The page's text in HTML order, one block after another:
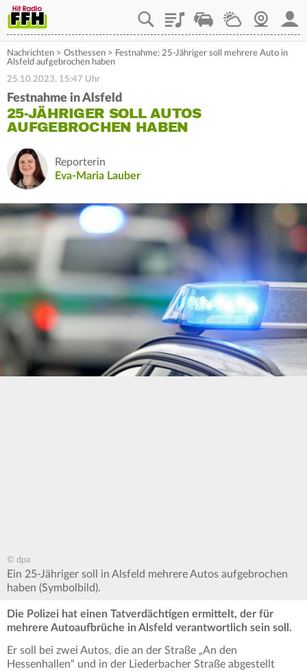
PlaylistStaupilotWetterWebcam
Nachrichten > Osthessen > Festnahme: 25-Jähriger soll mehrere Auto in
Alsfeld aufgebrochen haben
25.10.2023, 15:47 Uhr
Festnahme in Alsfeld
25-JÄHRIGER SOLL AUTOS
AUFGEBROCHEN HABEN
Reporterin
Eva-Maria Lauber
© dpa
Ein 25-Jähriger soll in Alsfeld mehrere Autos aufgebrochen
haben (Symbolbild).
Die Polizei hat einen Tatverdächtigen ermittelt, der für
mehrere Autoaufbrüche in Alsfeld verantwortlich sein soll.
Er soll bei zwei Autos, die an der Straße „An den
Hessenhallen“ und in der Liederbacher Straße abgestellt